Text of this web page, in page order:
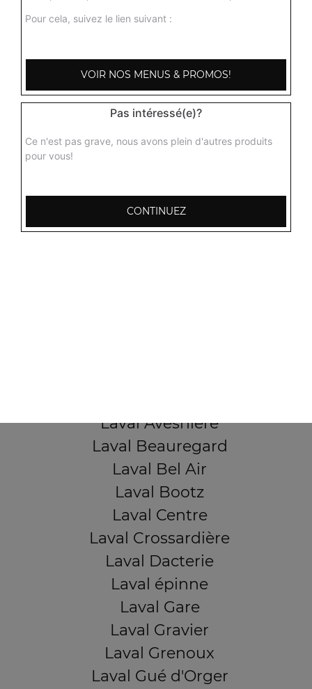
Laval Avesnière
Laval Beauregard
Laval Bel Air
Laval Bootz
Laval Centre
Laval Crossardière
Laval Dacterie
Laval épinne
Laval Gare
Laval Gravier
Laval Grenoux
Laval Gué d'Orger
Pour cela, suivez le lien suivant :
VOIR NOS MENUS & PROMOS!
Pas intéressé(e)?
Ce n'est pas grave, nous avons plein d'autres produits
pour vous!
CONTINUEZ